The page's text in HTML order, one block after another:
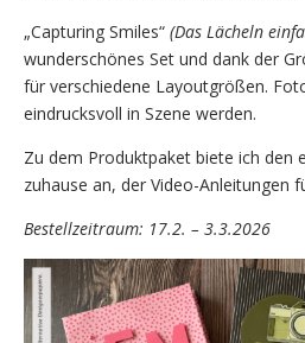
„Capturing Smiles“ (Das Lächeln
wunderschönes Set und dank der
für verschiedene Layoutgrößen.
eindrucksvoll in Szene werden.
Zu dem Produktpaket biete ich den
zuhause an, der Video-Anleitungen
Bestellzeitraum: 17.2. – 3.3.2026